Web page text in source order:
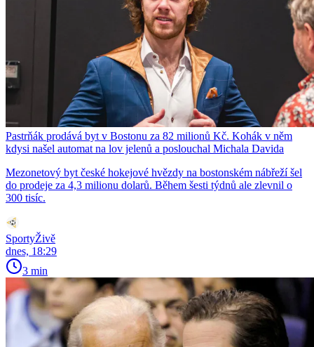
Pastrňák prodává byt v Bostonu za 82 milionů Kč. Kohák v něm
kdysi našel automat na lov jelenů a poslouchal Michala Davida
Mezonetový byt české hokejové hvězdy na bostonském nábřeží šel
do prodeje za 4,3 milionu dolarů. Během šesti týdnů ale zlevnil o
300 tisíc.
SportyŽivě
dnes, 18:29
3 min